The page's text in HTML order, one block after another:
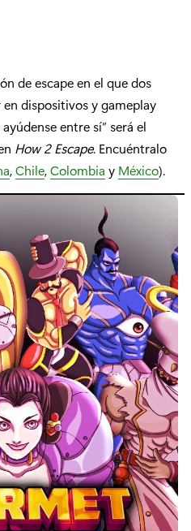
de escape en el que dos
dispositivos y gameplay
entre sí” será el
How 2 Escape. Encuéntralo
,Chile,Colombia y México).